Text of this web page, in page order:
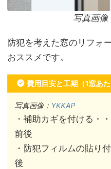
写真画像
防犯を考えた窓のリフォ
おススメです。
費用目安と工期（1窓あた
写真画像： YKKAP
・補助カギを付ける・
前後
・防犯フィルムの貼り
後